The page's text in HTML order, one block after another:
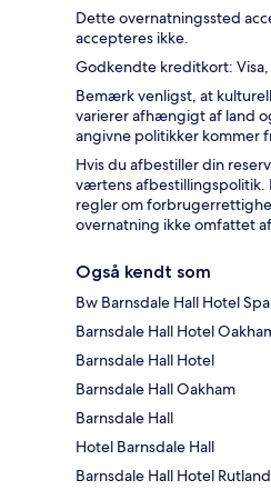
Dette overnatningssted
accepteres ikke.
Godkendte kreditkort:
Bemærk venligst, at
varierer afhængigt af land
angivne politikker kommer
Hvis du afbestiller din
værtens afbestillingspolitik.
regler om
overnatning ikke omfattet
Også kendt som
Bw Barnsdale Hall Hotel Spa
Barnsdale Hall Hotel
Barnsdale Hall Hotel
Barnsdale Hall Oakham
Barnsdale Hall
Hotel Barnsdale Hall
Barnsdale Hall Hotel Rutland